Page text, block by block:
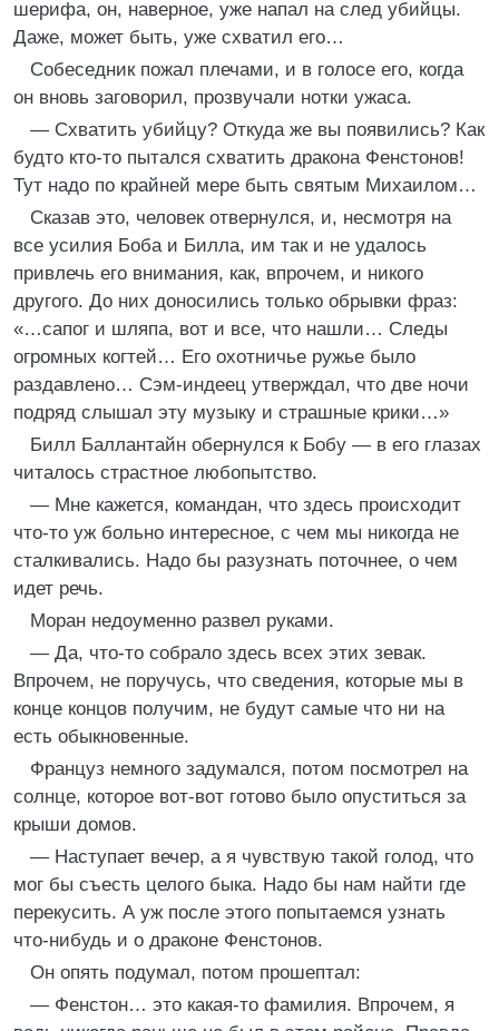
шерифа, он, наверное, уже напал на след убийцы.
Даже, может быть, уже схватил его…
Собеседник пожал плечами, и в голосе его, когда
он вновь заговорил, прозвучали нотки ужаса.
— Схватить убийцу? Откуда же вы появились? Как
будто кто-то пытался схватить дракона Фенстонов!
Тут надо по крайней мере быть святым Михаилом…
Сказав это, человек отвернулся, и, несмотря на
все усилия Боба и Билла, им так и не удалось
привлечь его внимания, как, впрочем, и никого
другого. До них доносились только обрывки фраз:
«…сапог и шляпа, вот и все, что нашли… Следы
огромных когтей… Его охотничье ружье было
раздавлено… Сэм-индеец утверждал, что две ночи
подряд слышал эту музыку и страшные крики…»
Билл Баллантайн обернулся к Бобу — в его глазах
читалось страстное любопытство.
— Мне кажется, командан, что здесь происходит
что-то уж больно интересное, с чем мы никогда не
сталкивались. Надо бы разузнать поточнее, о чем
идет речь.
Моран недоуменно развел руками.
— Да, что-то собрало здесь всех этих зевак.
Впрочем, не поручусь, что сведения, которые мы в
конце концов получим, не будут самые что ни на
есть обыкновенные.
Француз немного задумался, потом посмотрел на
солнце, которое вот-вот готово было опуститься за
крыши домов.
— Наступает вечер, а я чувствую такой голод, что
мог бы съесть целого быка. Надо бы нам найти где
перекусить. А уж после этого попытаемся узнать
что-нибудь и о драконе Фенстонов.
Он опять подумал, потом прошептал:
— Фенстон… это какая-то фамилия. Впрочем, я